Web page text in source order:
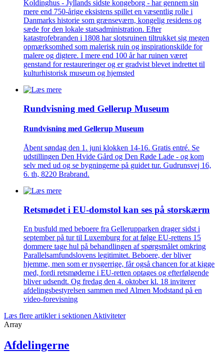
Koldinghus - Jyllands sidste kongeborg - har gennem sin
mere end 750-årige eksistens spillet en væsentlig rolle i
Danmarks historie som grænseværn, kongelig residens og
sæde for den lokale statsadministration. Efter
katastrofebranden i 1808 har slotsruinen tiltrukket sig megen
opmærksomhed som malerisk ruin og inspirationskilde for
malere og digtere. I mere end 100 år har ruinen været
genstand for restaureringer og er gradvist blevet indrettet til
kulturhistorisk museum og hjemsted
Rundvisning med Gellerup Museum
Rundvisning med Gellerup Museum
Åbent søndag den 1. juni klokken 14-16. Gratis entré. Se
udstillingen Den Hvide Gård og Den Røde Lade - og kom
selv med ud og se bygningerne på guidet tur. Gudrunsvej 16,
6. th, 8220 Brabrand.
Retsmødet i EU-domstol kan ses på storskærm
En busfuld med beboere fra Gellerupparken drager sidst i
september på tur til Luxemburg for at følge EU-rettens 15
dommere tage hul på behandlingen af spørgsmålet omkring
Parallelsamfundslovens legitimitet. Beboere, der bliver
hjemme, men som er nysgerrige, får også chancen for at kigge
med, fordi retsmøderne i EU-retten optages og efterfølgende
bliver udsendt. Og fredag den 4. oktober kl. 18 inviterer
afdelingsbestyrelsen sammen med Almen Modstand på en
video-forevisning
Læs flere artikler i sektionen Aktiviteter
Array
Afdelingerne